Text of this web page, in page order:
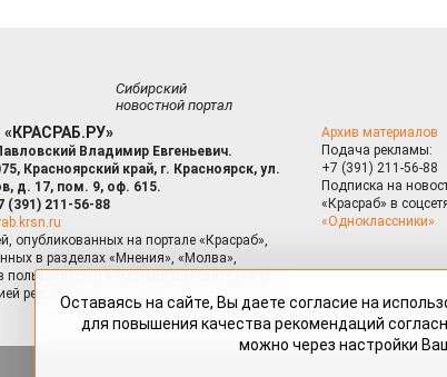
Сибирский
новостной портал
«КРАСРАБ.РУ»
Владимир Евгеньевич.
Красноярский край, г. Красноярск, ул.
д. 17, пом. 9, оф. 615.
(391) 211-56-88
опубликованных на портале «Красраб»,
в разделах «Мнения», «Молва»,
пользователей к материалам сайта могут
редакции.
Архив материалов
Подача рекламы:
+7 (391) 211-56-88
Подписка на
«Красраб» в
«Одноклассники»
Оставаясь на сайте, Вы даете согласие на
для повышения качества рекомендаций
можно через настройки